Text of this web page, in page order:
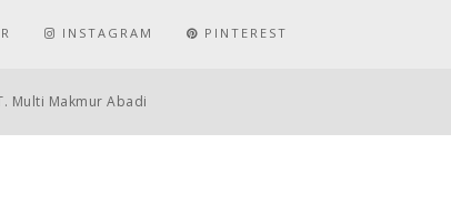
INSTAGRAM PINTEREST
Multi Makmur Abadi